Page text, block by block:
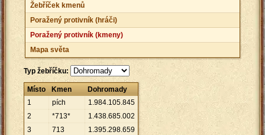
Žebříček kmenů
Poražený protivník (hráči)
Poražený protivník (kmeny)
Mapa světa
Typ žebříčku:
Místo Kmen
Dohromady
1
pích 1.984.105.845
2
*713* 1.438.685.002
3
713 1.395.298.659